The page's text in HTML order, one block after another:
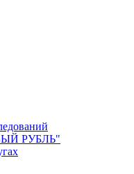
РУБЛЬ"